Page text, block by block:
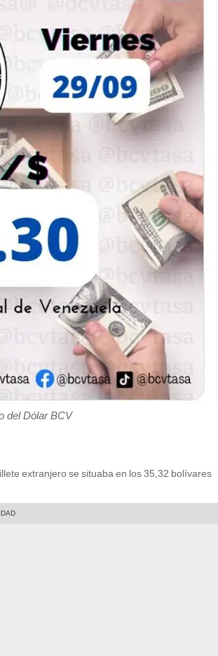
del Dólar BCV
extranjero se situaba en los 35,32 bolívares